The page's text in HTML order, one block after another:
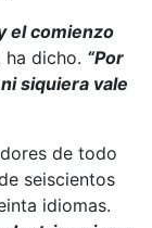
el comienzo
ha dicho. “Por
siquiera vale
de todo
seiscientos
idiomas.